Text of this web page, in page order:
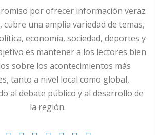
por ofrecer información veraz
cubre una amplia variedad de temas,
economía, sociedad, deportes y
es mantener a los lectores bien
sobre los acontecimientos más
tanto a nivel local como global,
al debate público y al desarrollo de
la región.